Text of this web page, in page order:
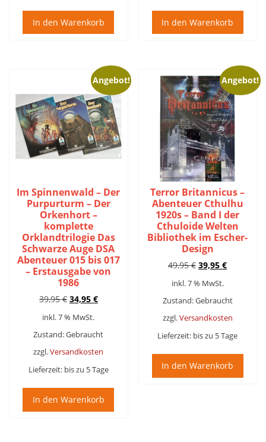
In den Warenkorb In den Warenkorb
Angebot!
Im Spinnenwald – Der
Purpurturm – Der
Orkenhort –
komplette
Orklandtrilogie Das
Schwarze Auge DSA
Abenteuer 015 bis 017
– Erstausgabe von
1986
39,95€ Ursprünglicher
war:
39,95 €
34,95 €Aktueller
34,95 €.
inkl. 7 % MwSt.
Zustand: Gebraucht
zzgl.Versandkosten
Lieferzeit: bis zu 5 Tage
In den Warenkorb
Angebot!
Terror Britannicus –
Abenteuer Cthulhu
1920s – Band I der
Cthuloide Welten
Bibliothek im Escher-
Design
49,95€ Ursprünglicher
war:
49,95 €
39,95€Aktueller
39,95 €.
inkl. 7 % MwSt.
Zustand: Gebraucht
zzgl.Versandkosten
Lieferzeit: bis zu 5 Tage
In den Warenkorb